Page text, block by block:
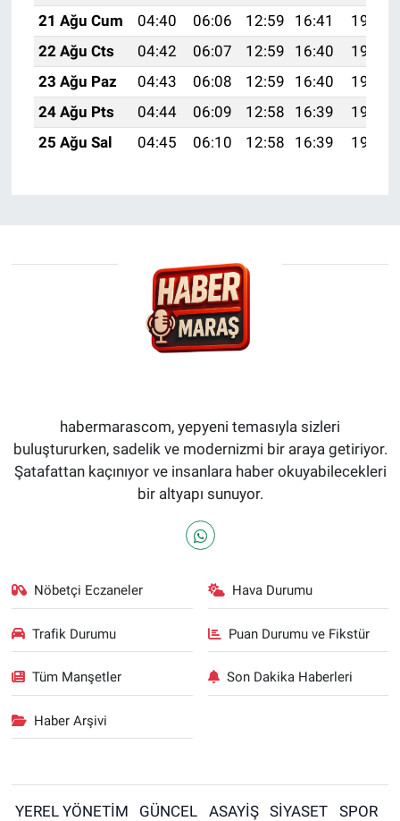
21 Ağu Cum
04:40 06:06 12:59 16:41
19:42
22 Ağu Cts
04:42 06:07 12:59 16:40
19:40
23 Ağu Paz
04:43 06:08 12:59 16:40
19:39
24 Ağu Pts
04:44 06:09 12:58 16:39
19:38
25 Ağu Sal
04:45 06:10 12:58 16:39 19:37
habermarascom, yepyeni temasıyla sizleri
buluştururken, sadelik ve modernizmi bir araya getiriyor.
Şatafattan kaçınıyor ve insanlara haber okuyabilecekleri
bir altyapı sunuyor.
Nöbetçi Eczaneler Hava Durumu
Trafik Durumu Puan Durumu ve Fikstür
Tüm Manşetler Son Dakika Haberleri
Haber Arşivi
YEREL YÖNETİM GÜNCEL ASAYİŞ SİYASET SPOR